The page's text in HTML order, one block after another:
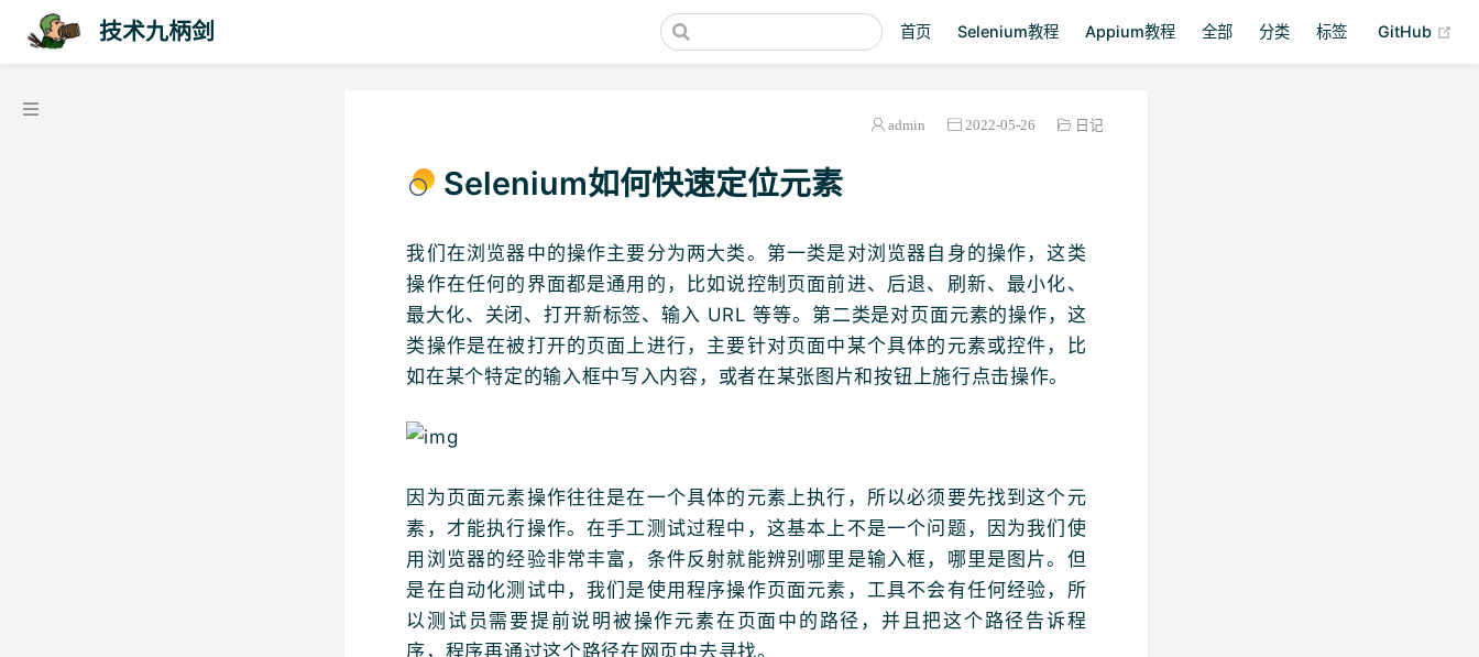
技术九柄剑 首页 Selenium教程 Appium教程 全部 分类 标签 GitHub
admin 2022-05-26 日记
Selenium如何快速定位元素
我们在浏览器中的操作主要分为两大类。第一类是对浏览器自身的操作，这类
操作在任何的界面都是通用的，比如说控制页面前进、后退、刷新、最小化、
最大化、关闭、打开新标签、输入 URL 等等。第二类是对页面元素的操作，这
类操作是在被打开的页面上进行，主要针对页面中某个具体的元素或控件，比
如在某个特定的输入框中写入内容，或者在某张图片和按钮上施行点击操作。
因为页面元素操作往往是在一个具体的元素上执行，所以必须要先找到这个元
素，才能执行操作。在手工测试过程中，这基本上不是一个问题，因为我们使
用浏览器的经验非常丰富，条件反射就能辨别哪里是输入框，哪里是图片。但
是在自动化测试中，我们是使用程序操作页面元素，工具不会有任何经验，所
以测试员需要提前说明被操作元素在页面中的路径，并且把这个路径告诉程
序，程序再通过这个路径在网页中去寻找。